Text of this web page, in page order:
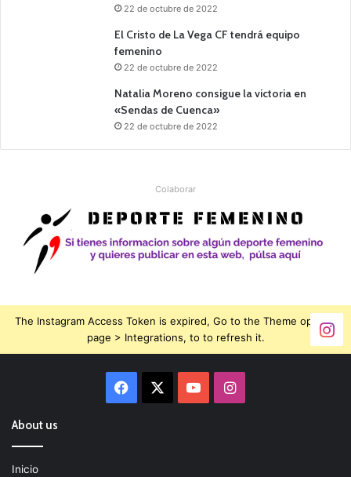
22 de octubre de 2022
El Cristo de La Vega CF tendrá equipo
femenino
22 de octubre de 2022
Natalia Moreno consigue la victoria en
«Sendas de Cuenca»
22 de octubre de 2022
Colaborar
The Instagram Access Token is expired, Go to the Theme options
page > Integrations, to to refresh it.
Facebook YouTubeInstagram
About us
Inicio